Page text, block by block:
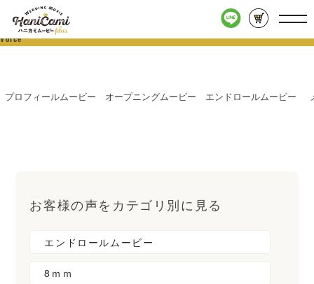
Voice
プロフィールムービー オープニングムービー エンドロールムービー
お客様の声をカテゴリ別に見る
エンドロールムービー
8ｍｍ